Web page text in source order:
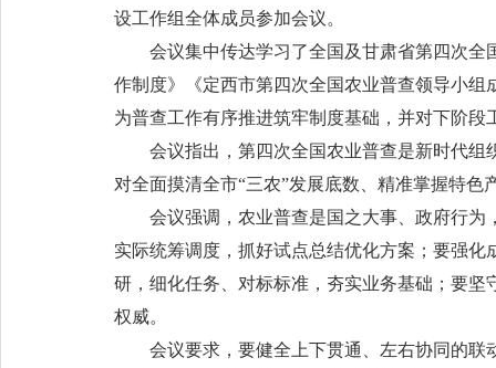
设工作组全体成员参加会议。
会议集中传达学习了全国及甘肃省第四次
作制度》《定西市第四次全国农业普查领导小
为普查工作有序推进筑牢制度基础，并对下阶段
会议指出，第四次全国农业普查是新时代组
对全面摸清全市“三农”发展底数、精准掌握特
会议强调，农业普查是国之大事、政府行
实际统筹调度，抓好试点总结优化方案；要强
研，细化任务、对标标准，夯实业务基础；要
权威。
会议要求，要健全上下贯通、左右协同的联